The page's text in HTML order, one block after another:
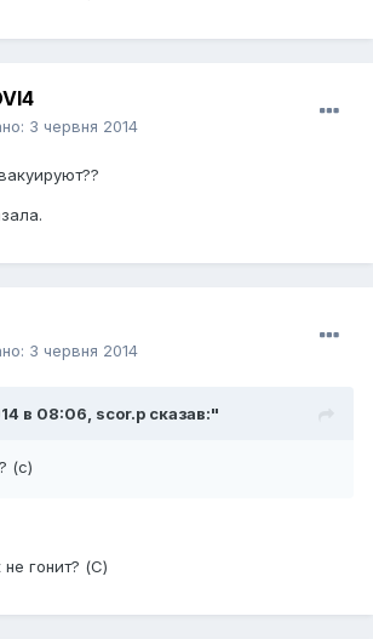
3 червня 2014
3 червня 2014
в 08:06, scor.p сказав:"
(с)
гонит? (С)